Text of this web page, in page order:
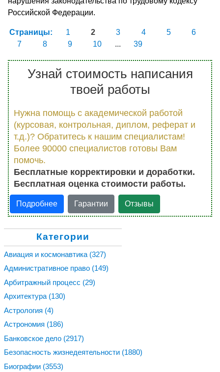
Российской Федерации.
Страницы: 1 2 3 4 5
6
7
8 9 10 ... 39
Узнай стоимость написания
твоей работы
Нужна помощь с академической работой
(курсовая, контрольная, диплом, реферат и
т.д.)? Обратитесь к нашим специалистам!
Более 90000 специалистов готовы Вам
помочь.
Бесплатные корректировки и доработки.
Бесплатная оценка стоимости работы.
Подробнее Гарантии Отзывы
Категории
Авиация и космонавтика (327)
Административное право (149)
Арбитражный процесс (29)
Архитектура (130)
Астрология (4)
Астрономия (186)
Банковское дело (2917)
Безопасность жизнедеятельности (1880)
Биографии (3553)